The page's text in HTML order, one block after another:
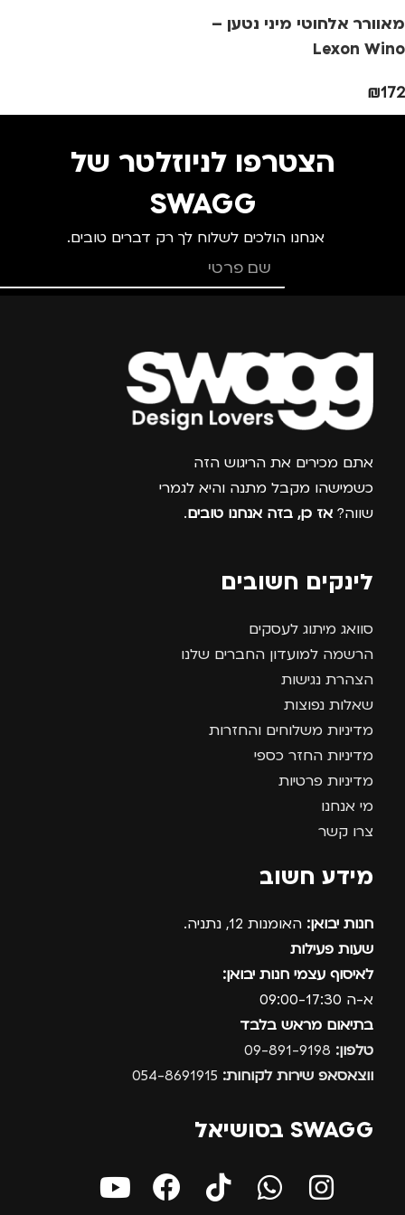
מתאים ל
מאוורר אלחוטי מיני נטען –
Lexon Wino
₪172
הצטרפו לניוזלטר של
SWAGG
אנחנו הולכים לשלוח לך רק דברים טובים.
צרפו אותי למועדון
אתם מכירים את הריגוש הזה
כשמישהו מקבל מתנה והיא לגמרי
שווה? אז כן, בזה אנחנו טובים.
לינקים חשובים
סוואג מיתוג לעסקים
הרשמה למועדון החברים שלנו
הצהרת נגישות
שאלות נפוצות
מדיניות משלוחים והחזרות
מדיניות החזר כספי
מדיניות פרטיות
מי אנחנו
צרו קשר
מידע חשוב
חנות יבואן: האומנות 12, נתניה.
שעות פעילות
לאיסוף עצמי חנות יבואן:
א-ה 09:00-17:30
בתיאום מראש בלבד
טלפון:
ווצאסאפ שירות לקוחות:
SWAGG בסושיאל